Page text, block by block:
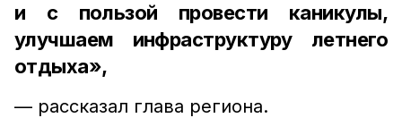
и с пользой провести каникулы,
улучшаем инфраструктуру летнего
отдыха»,
— рассказал глава региона.